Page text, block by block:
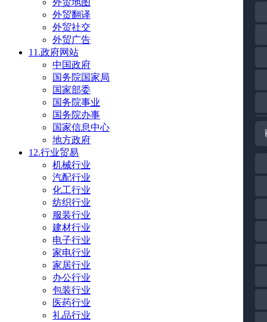
外贸地图
外贸翻译
外贸社交
外贸广告
11.政府网站
中国政府
国务院国家局
国家部委
国务院事业
国务院办事
国家信息中心
地方政府
12.行业贸易
机械行业
汽配行业
化工行业
纺织行业
服装行业
建材行业
电子行业
家电行业
家居行业
办公行业
包装行业
医药行业
礼品行业